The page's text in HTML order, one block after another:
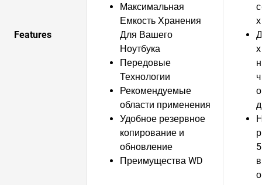
Features
Максимальная
Емкость Хранения
Для Вашего
Ноутбука
Передовые
Технологии
Рекомендуемые
области применения
Удобное резервное
копирование и
обновление
Преимущества WD